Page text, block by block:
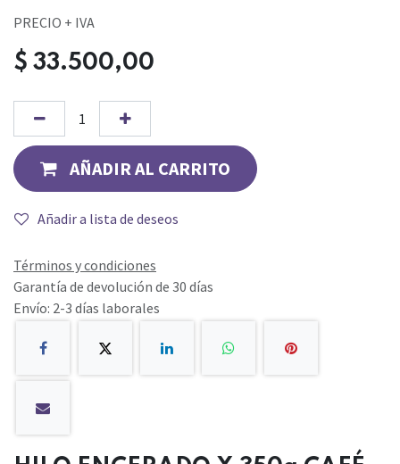
PRECIO + IVA
$ 33.500,00
AÑADIR AL CARRITO
Añadir a lista de deseos
Términos y condiciones
Garantía de devolución de 30 días
Envío: 2-3 días laborales